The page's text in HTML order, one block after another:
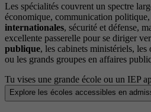
Les spécialités couvrent un spectre
économique, communication
internationales, sécurité et défense,
excellente passerelle pour se diriger
publique, les cabinets ministériels,
ou les grands groupes en affaires
Tu vises une grande école ou un IEP
Explore les écoles accessibles en